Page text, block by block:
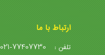
ارتباط با ما
تلفن : 021-77407730